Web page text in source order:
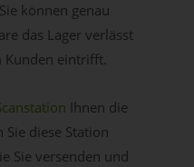
können genau
das Lager verlässt
Kunden eintrifft.
Ihnen die
diese Station
Sie versenden und